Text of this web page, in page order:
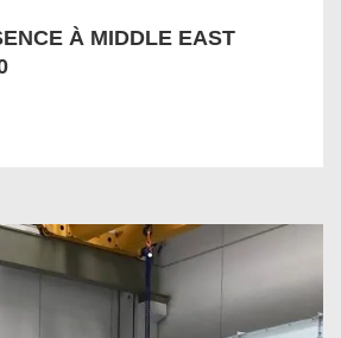
À MIDDLE EAST